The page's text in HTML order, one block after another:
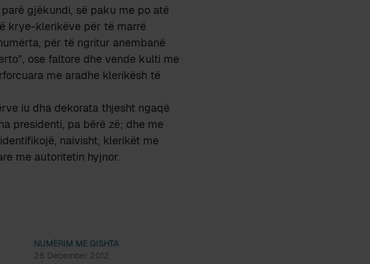
gjëkundi, së paku me po atë
krye-klerikëve për të marrë
për të ngritur anembanë
ose faltore dhe vende kulti me
me aradhe klerikësh të
iu dha dekorata thjesht ngaqë
presidenti, pa bërë zë; dhe me
naivisht, klerikët me
me autoritetin hyjnor.
NUMËRIM ME GISHTA
26 December 2012